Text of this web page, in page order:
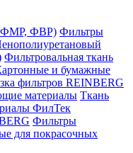
ФМР, ФВР) Фильтры
Фильтровальная ткань
и бумажные
фильтров REINBERG
материалы Ткань
ФилТек
Фильтры
для покрасочных